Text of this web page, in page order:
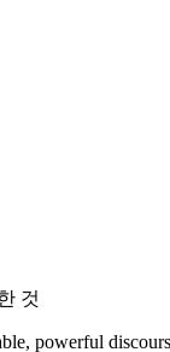
것
powerful